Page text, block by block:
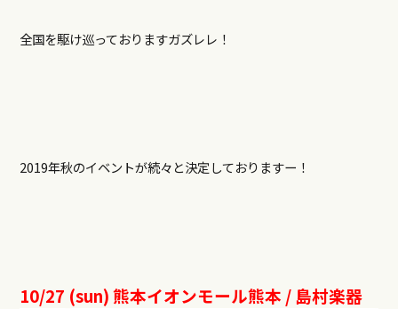
全国を駆け巡っておりますガズレレ！
2019年秋のイベントが続々と決定しておりますー！
10/27 (sun)熊本イオンモール熊本 /島村楽器